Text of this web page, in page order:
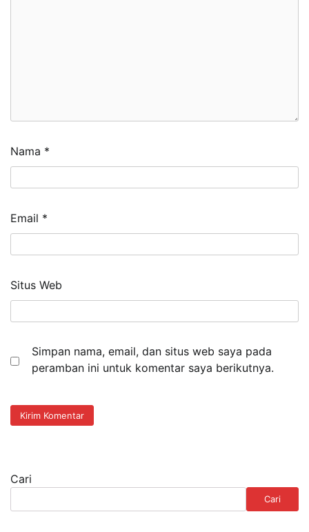
Nama *
Email *
Situs Web
Simpan nama, email, dan situs web saya pada
peramban ini untuk komentar saya berikutnya.
Cari
Cari